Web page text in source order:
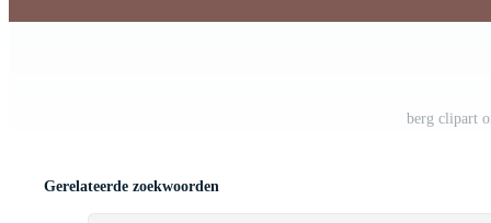
berg clipart
Gerelateerde zoekwoorden